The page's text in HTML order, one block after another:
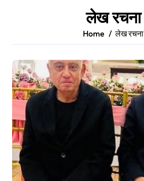
लेख रचना
Home लेख रचना